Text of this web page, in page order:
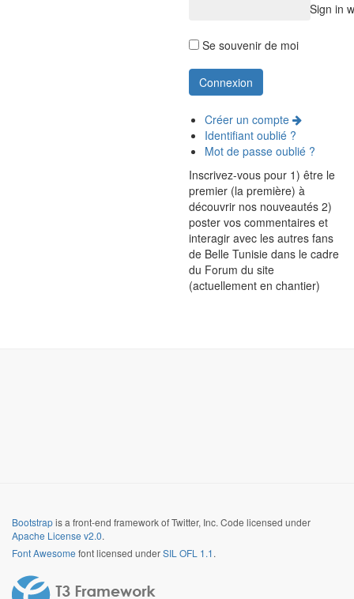
Sign in
Se souvenir de moi
Créer un compte
Identifiant oublié ?
Mot de passe oublié ?
Inscrivez-vous pour 1) être le
premier (la première) à
découvrir nos nouveautés 2)
poster vos commentaires et
interagir avec les autres fans
de Belle Tunisie dans le cadre
du Forum du site
(actuellement en chantier)
Bootstrapis a front-end framework of Twitter, Inc. Code licensed under
Apache License v2.0.
Font Awesome font licensed underSIL OFL 1.1.